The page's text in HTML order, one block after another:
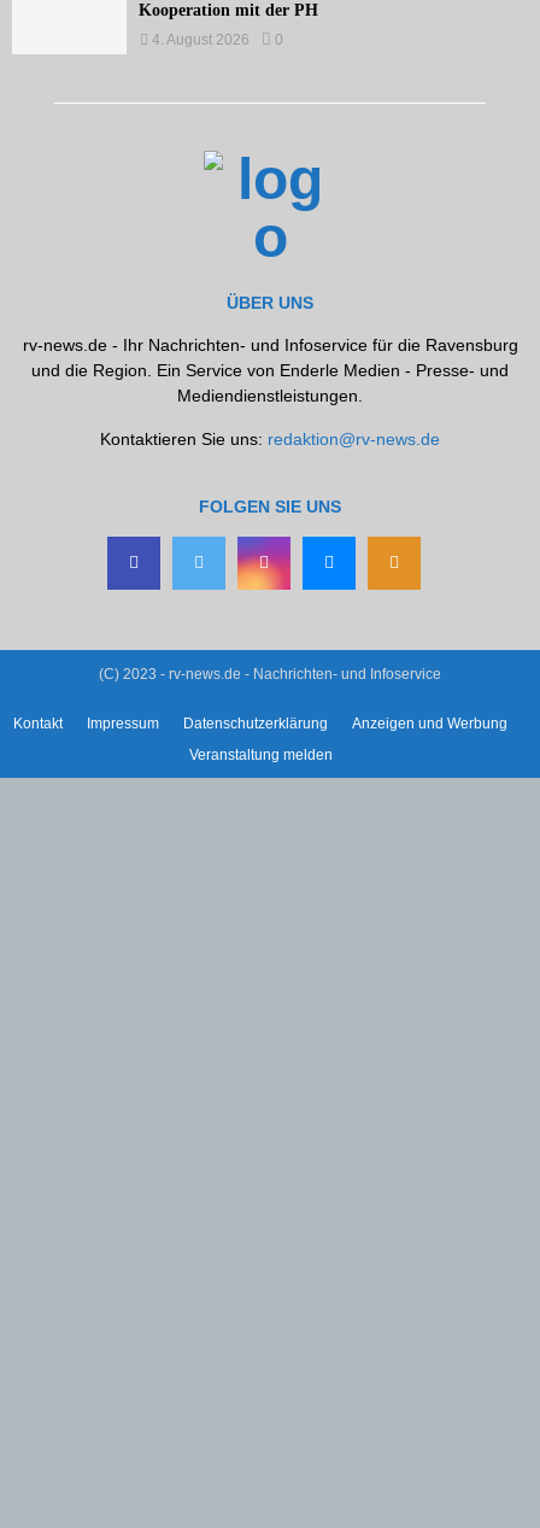
Kooperation mit der PH
4. August 2026 0
ÜBER UNS
rv-news.de - Ihr Nachrichten- und Infoservice für die Ravensburg
und die Region. Ein Service von Enderle Medien - Presse- und
Mediendienstleistungen.
Kontaktieren Sie uns: redaktion@rv-news.de
FOLGEN SIE UNS
(C) 2023 - rv-news.de - Nachrichten- und Infoservice
Kontakt Impressum Datenschutzerklärung
Anzeigen und Werbung
Veranstaltung melden